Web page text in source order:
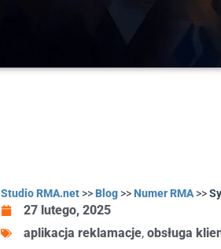
Studio RMA.net >>Blog >>Numer RMA >>
27 lutego, 2025
aplikacja reklamacje, obsługa